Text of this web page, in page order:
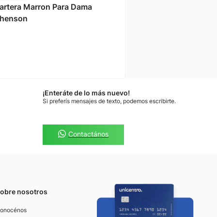
Marron Para Dama
¡Enteráte de lo más nuevo!
Si preferís mensajes de texto, podemos escribirte.
Contactános
nosotros